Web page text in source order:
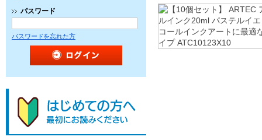
パスワード
パスワードを忘れた方